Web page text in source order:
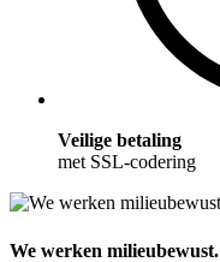
Veilige betaling
met SSL-codering
We werken milieubewust.